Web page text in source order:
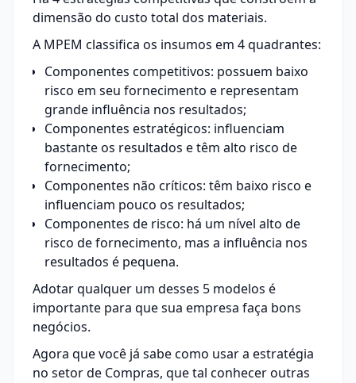
dimensão do custo total dos materiais.
A MPEM classifica os insumos em 4 quadrantes:
Componentes competitivos: possuem baixo
risco em seu fornecimento e representam
grande influência nos resultados;
Componentes estratégicos: influenciam
bastante os resultados e têm alto risco de
fornecimento;
Componentes não críticos: têm baixo risco e
influenciam pouco os resultados;
Componentes de risco: há um nível alto de
risco de fornecimento, mas a influência nos
resultados é pequena.
Adotar qualquer um desses 5 modelos é
importante para que sua empresa faça bons
negócios.
Agora que você já sabe como usar a estratégia
no setor de Compras, que tal conhecer outras